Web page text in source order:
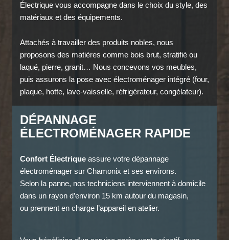
Électrique vous accompagne dans le choix du style, des
matériaux et des équipements.
Attachés à travailler des produits nobles, nous
proposons des matières comme bois brut, stratifié ou
laqué, pierre, granit… Nous concevons vos meubles,
puis assurons la pose avec électroménager intégré (four,
plaque, hotte, lave-vaisselle, réfrigérateur, congélateur).
DÉPANNAGE
ÉLECTROMÉNAGER RAPIDE
Confort Électrique assure votre dépannage
électroménager sur Chamonix et ses environs.
Selon la panne, nos techniciens interviennent à domicile
dans un rayon d’environ 15 km autour du magasin,
ou prennent en charge l’appareil en atelier.